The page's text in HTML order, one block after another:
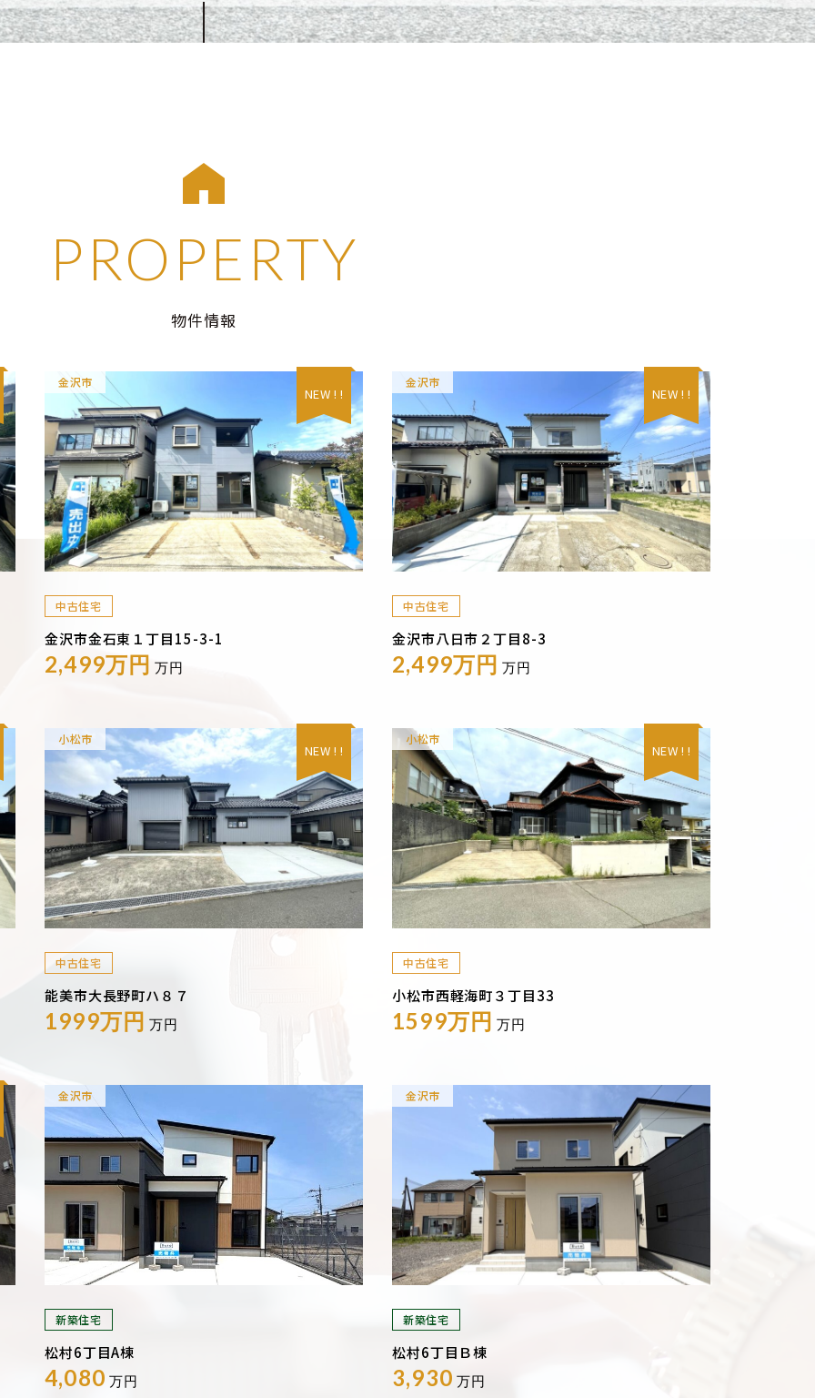
PROPERTY
物件情報
金沢市
NEW ! !
中古住宅
金沢市金石東１丁目15-3-1
2,499万円 万円
金沢市
NEW ! !
中古住宅
金沢市八日市２丁目8-3
2,499万円 万円
小松市
NEW ! !
中古住宅
能美市大長野町ハ８７
1999万円 万円
小松市
NEW ! !
中古住宅
小松市西軽海町３丁目33
1599万円 万円
金沢市
新築住宅
松村6丁目A棟
4,080 万円
金沢市
新築住宅
松村6丁目Ｂ棟
3,930 万円